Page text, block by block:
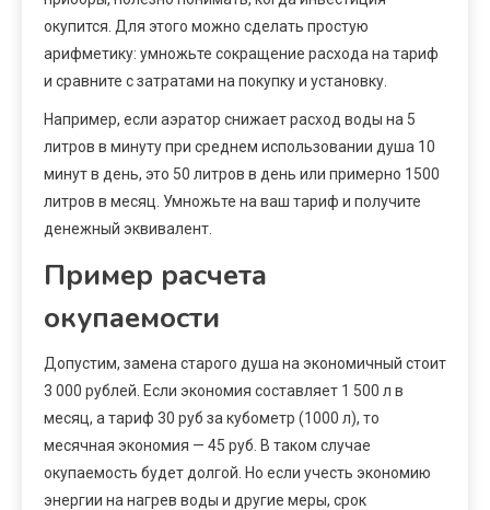
окупится. Для этого можно сделать простую
арифметику: умножьте сокращение расхода на тариф
и сравните с затратами на покупку и установку.
Например, если аэратор снижает расход воды на 5
литров в минуту при среднем использовании душа 10
минут в день, это 50 литров в день или примерно 1500
литров в месяц. Умножьте на ваш тариф и получите
денежный эквивалент.
Пример расчета
окупаемости
Допустим, замена старого душа на экономичный стоит
3 000 рублей. Если экономия составляет 1 500 л в
месяц, а тариф 30 руб за кубометр (1000 л), то
месячная экономия — 45 руб. В таком случае
окупаемость будет долгой. Но если учесть экономию
энергии на нагрев воды и другие меры, срок